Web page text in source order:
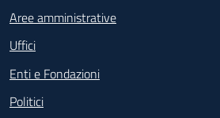
Aree amministrative
Uffici
Enti e Fondazioni
Politici